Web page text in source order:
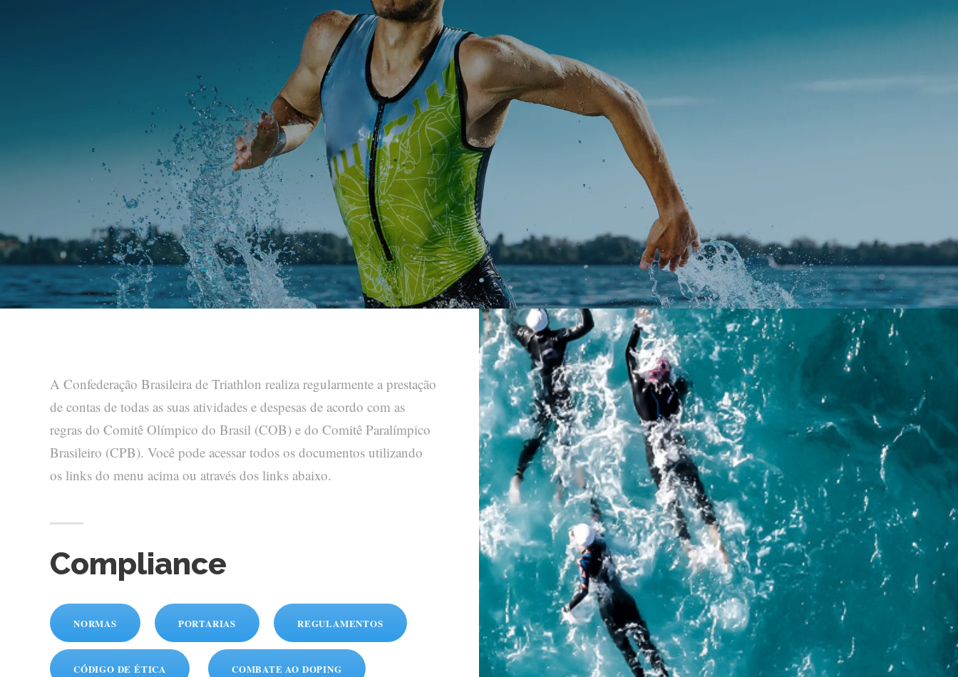
A Confederação Brasileira de Triathlon realiza regularmente a prestação
de contas de todas as suas atividades e despesas de acordo com as
regras do Comitê Olímpico do Brasil (COB) e do Comitê Paralímpico
Brasileiro (CPB). Você pode acessar todos os documentos utilizando
os links do menu acima ou através dos links abaixo.
Compliance
NORMAS PORTARIAS REGULAMENTOS
CÓDIGO DE ÉTICA COMBATE AO DOPING